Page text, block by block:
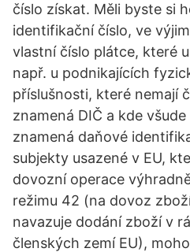
číslo získat. Měli byste si
identifikační číslo, ve
vlastní číslo plátce, které
např. u podnikajících
příslušnosti, které nemají
znamená DIČ a kde
znamená daňové
subjekty usazené v EU,
dovozní operace
režimu 42 (na dovoz
navazuje dodání zboží v
členských zemí EU),